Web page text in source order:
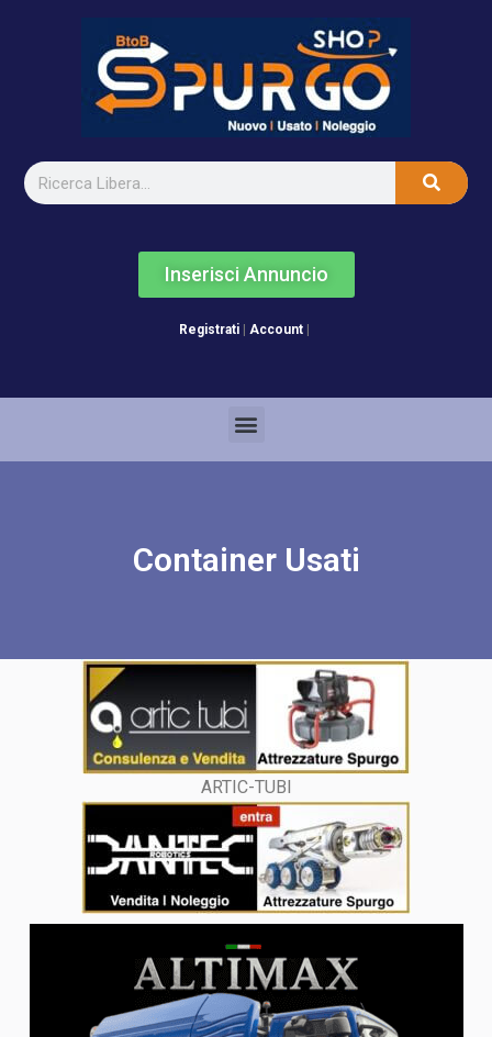
Inserisci Annuncio
Registrati Account
Container Usati
ARTIC-TUBI